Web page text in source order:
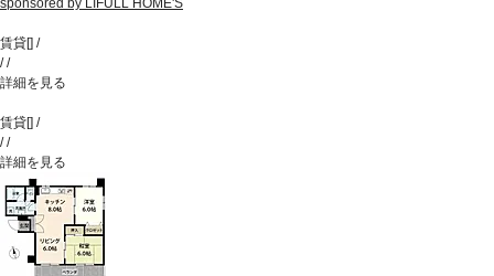
sponsored by LIFULL HOME'S
賃貸[] /
//
詳細を見る
賃貸[] /
//
詳細を見る